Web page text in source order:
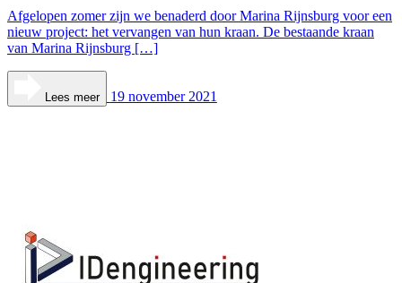
Afgelopen zomer zijn we benaderd door Marina Rijnsburg voor een
nieuw project: het vervangen van hun kraan. De bestaande kraan
van Marina Rijnsburg […]
Lees meer 19 november 2021